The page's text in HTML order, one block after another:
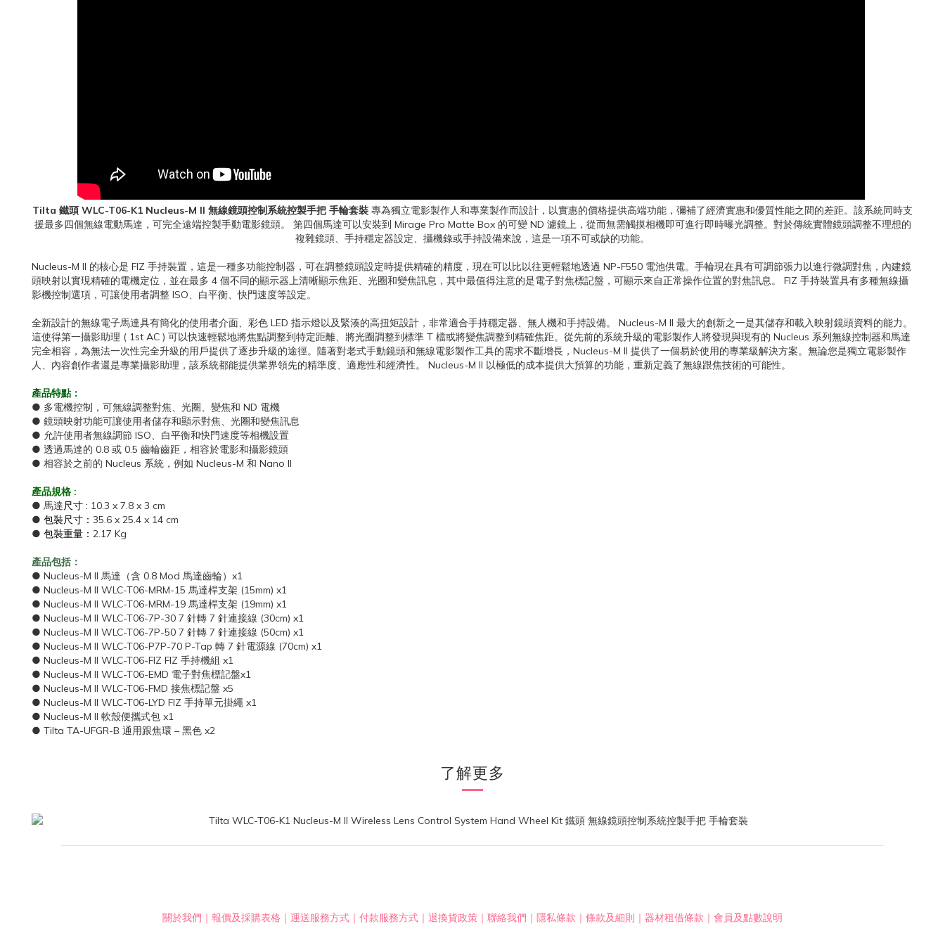
Tilta 鐵頭 WLC-T06-K1 Nucleus-M II 無線鏡頭控制系統控製手把 手輪套裝 專為獨立電影製作人和專業製作而設計，以實惠的價格提供高端功能，彌補了經濟實惠和優質性能之間的差距。該系統同時支
援最多四個無線電動馬達，可完全遠端控製手動電影鏡頭。 第四個馬達可以安裝到 Mirage Pro Matte Box 的可變 ND 濾鏡上，從而無需觸摸相機即可進行即時曝光調整。對於傳統實體鏡頭調整不理想的
複雜鏡頭、手持穩定器設定、攝機錄或手持設備來說，這是一項不可或缺的功能。
Nucleus-M II 的核心是 FIZ 手持裝置，這是一種多功能控制器，可在調整鏡頭設定時提供精確的精度，現在可以比以往更輕鬆地透過 NP-F550 電池供電。手輪現在具有可調節張力以進行微調對焦，內建鏡
頭映射以實現精確的電機定位，並在最多 4 個不同的顯示器上清晰顯示焦距、光圈和變焦訊息，其中最值得注意的是電子對焦標記盤，可顯示來自正常操作位置的對焦訊息。 FIZ 手持裝置具有多種無線攝
影機控制選項，可讓使用者調整 ISO、白平衡、快門速度等設定。
全新設計的無線電子馬達具有簡化的使用者介面、彩色 LED 指示燈以及緊湊的高扭矩設計，非常適合手持穩定器、無人機和手持設備。 Nucleus-M II 最大的創新之一是其儲存和載入映射鏡頭資料的能力。
這使得第一攝影助理 ( 1st AC ) 可以快速輕鬆地將焦點調整到特定距離、將光圈調整到標準 T 檔或將變焦調整到精確焦距。從先前的系統升級的電影製作人將發現與現有的 Nucleus 系列無線控制器和馬達
完全相容，為無法一次性完全升級的用戶提供了逐步升級的途徑。隨著對老式手動鏡頭和無線電影製作工具的需求不斷增長，Nucleus-M II 提供了一個易於使用的專業級解決方案。無論您是獨立電影製作
人、內容創作者還是專業攝影助理，該系統都能提供業界領先的精準度、適應性和經濟性。 Nucleus-M II 以極低的成本提供大預算的功能，重新定義了無線跟焦技術的可能性。
產品特點：
● 多電機控制，可無線調整對焦、光圈、變焦和 ND 電機
● 鏡頭映射功能可讓使用者儲存和顯示對焦、光圈和變焦訊息
● 允許使用者無線調節 ISO、白平衡和快門速度等相機設置
● 透過馬達的 0.8 或 0.5 齒輪齒距，相容於電影和攝影鏡頭
● 相容於之前的 Nucleus 系統，例如 Nucleus-M 和 Nano II
產品規格 :
● 馬達尺寸 : 10.3 x 7.8 x 3 cm
● 包裝尺寸： 35.6 x 25.4 x 14 cm
● 包裝重量： 2.17 Kg
產品包括：
● Nucleus-M II 馬達（含 0.8 Mod 馬達齒輪）x1
● Nucleus-M II WLC-T06-MRM-15 馬達桿支架 (15mm) x1
● Nucleus-M II WLC-T06-MRM-19 馬達桿支架 (19mm) x1
● Nucleus-M II WLC-T06-7P-30 7 針轉 7 針連接線 (30cm) x1
● Nucleus-M II WLC-T06-7P-50 7 針轉 7 針連接線 (50cm) x1
● Nucleus-M II WLC-T06-P7P-70 P-Tap 轉 7 針電源線 (70cm) x1
● Nucleus-M II WLC-T06-FIZ FIZ 手持機組 x1
● Nucleus-M II WLC-T06-EMD 電子對焦標記盤x1
● Nucleus-M II WLC-T06-FMD 接焦標記盤 x5
● Nucleus-M II WLC-T06-LYD FIZ 手持單元掛繩 x1
● Nucleus-M II 軟殼便攜式包 x1
● Tilta TA-UFGR-B 通用跟焦環 – 黑色 x2
了解更多
關於我們 ｜ 報價及採購表格 ｜ 運送服務方式 ｜ 付款服務方式 ｜ 退換貨政策 ｜ 聯絡我們 ｜ 隱私條款 ｜ 條款及細則 ｜ 器材租借條款 ｜ 會員及點數說明